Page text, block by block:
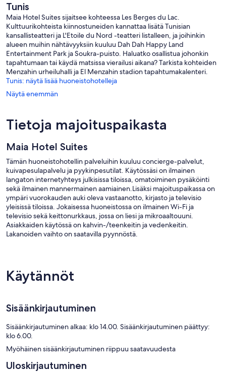
Tunis
Maia Hotel Suites sijaitsee kohteessa Les Berges du Lac.
Kulttuurikohteista kiinnostuneiden kannattaa lisätä Tunisian
kansallisteatteri ja L'Etoile du Nord -teatteri listalleen, ja joihinkin
alueen muihin nähtävyyksiin kuuluu Dah Dah Happy Land
Entertainment Park ja Soukra-puisto. Haluatko osallistua johonkin
tapahtumaan tai käydä matsissa vierailusi aikana? Tarkista kohteiden
Menzahin urheiluhalli ja El Menzahin stadion tapahtumakalenteri.
Tunis: näytä lisää huoneistohotelleja
Näytä enemmän
Tietoja majoituspaikasta
Maia Hotel Suites
Tämän huoneistohotellin palveluihin kuuluu concierge-palvelut,
kuivapesulapalvelu ja pyykinpesutilat. Käytössäsi on ilmainen
langaton internetyhteys julkisissa tiloissa, omatoiminen pysäköinti
sekä ilmainen mannermainen aamiainen.Lisäksi majoituspaikassa on
ympäri vuorokauden auki oleva vastaanotto, kirjasto ja televisio
yleisissä tiloissa. Jokaisessa huoneistossa on ilmainen Wi-Fi ja
televisio sekä keittonurkkaus, jossa on liesi ja mikroaaltouuni.
Asiakkaiden käytössä on kahvin-/teenkeitin ja vedenkeitin.
Lakanoiden vaihto on saatavilla pyynnöstä.
työpöytä. Tämän 3,5 tähden huoneistohotellin huoneissa on
keittonurkkaus, jossa on liesi, mikroaaltouuni ja
Tämä huoneistohotelli tarjoaa asiakkailleen huonehintaan sisältyvän
Silitysrauta/-lauta ja lakanoiden vaihto ovat saatavilla pyynnöstä.
Turndown-palvelu joka ilta. Siivouspalvelu saatavilla päivittäin.
Käytännöt
Sisäänkirjautuminen
Sisäänkirjautuminen alkaa: klo 14.00. Sisäänkirjautuminen päättyy:
klo 6.00.
Myöhäinen sisäänkirjautuminen riippuu saatavuudesta
Uloskirjautuminen